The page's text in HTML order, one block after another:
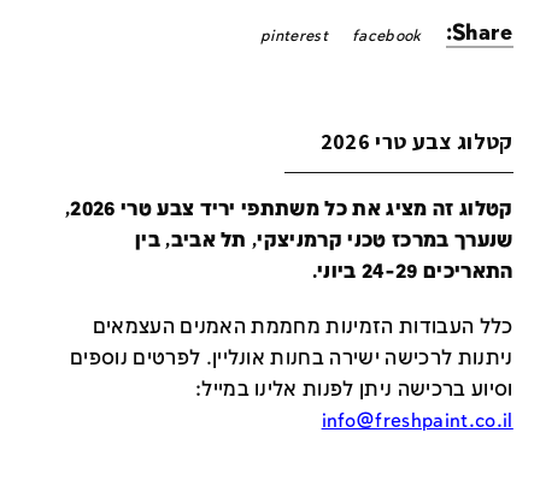
Share:
facebook
pinterest
קטלוג צבע טרי 2026
קטלוג זה מציג את כל משתתפי יריד צבע טרי 2026,
שנערך במרכז טכני קרמניצקי, תל אביב, בין
התאריכים 24-29 ביוני.
כלל העבודות הזמינות מחממת האמנים העצמאים
ניתנות לרכישה ישירה בחנות אונליין. לפרטים נוספים
וסיוע ברכישה ניתן לפנות אלינו במייל:
info@freshpaint.co.il